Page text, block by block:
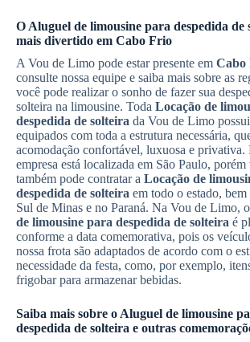
O Aluguel de limousine para despedida de
mais divertido em Cabo Frio
A Vou de Limo pode estar presente em Cabo
consulte nossa equipe e saiba mais sobre as
você pode realizar o sonho de fazer sua
solteira na limousine. Toda Locação de
despedida de solteira da Vou de Limo
equipados com toda a estrutura necessária,
acomodação confortável, luxuosa e privativa.
empresa está localizada em São Paulo, porém
também pode contratar a Locação de
despedida de solteira em todo o estado,
Sul de Minas e no Paraná. Na Vou de Limo, o
de limousine para despedida de solteira é
conforme a data comemorativa, pois os
nossa frota são adaptados de acordo com o
necessidade da festa, como, por exemplo,
frigobar para armazenar bebidas.
Saiba mais sobre o Aluguel de limousine
despedida de solteira e outras